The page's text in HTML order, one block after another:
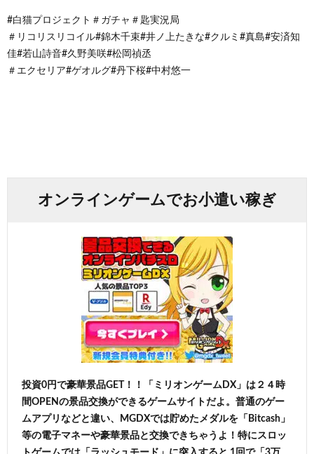
#白猫プロジェクト＃ガチャ＃匙実況局
＃リコリスリコイル#錦木千束#井ノ上たきな#クルミ#真島#安済知
佳#若山詩音#久野美咲#松岡禎丞
＃エクセリア#ゲオルグ#丹下桜#中村悠一
オンラインゲームでお小遣い稼ぎ
投資0円で豪華景品GET！！「ミリオンゲームDX」は２４時
間OPENの景品交換ができるゲームサイトだよ。普通のゲー
ムアプリなどと違い、MGDXでは貯めたメダルを「Bitcash」
等の電子マネーや豪華景品と交換できちゃうよ！特にスロッ